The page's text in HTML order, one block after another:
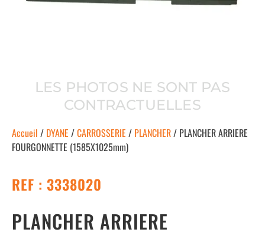
LES PHOTOS NE SONT PAS
CONTRACTUELLES
Accueil / DYANE /CARROSSERIE / PLANCHER/ PLANCHER ARRIERE
FOURGONNETTE (1585X1025mm)
REF : 3338020
PLANCHER ARRIERE